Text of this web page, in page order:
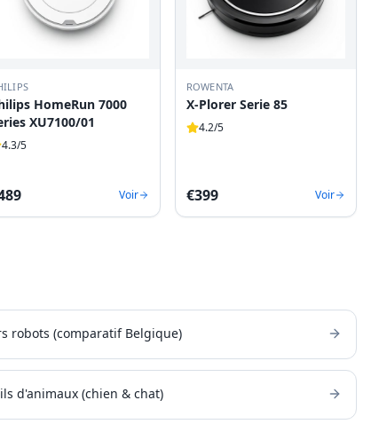
HomeRun 7000
XU7100/01
4.3/5
Voir
ROWENTA
X-Plorer Serie 85
4.2/5
€399 Voir
robots (comparatif Belgique)
d'animaux (chien & chat)